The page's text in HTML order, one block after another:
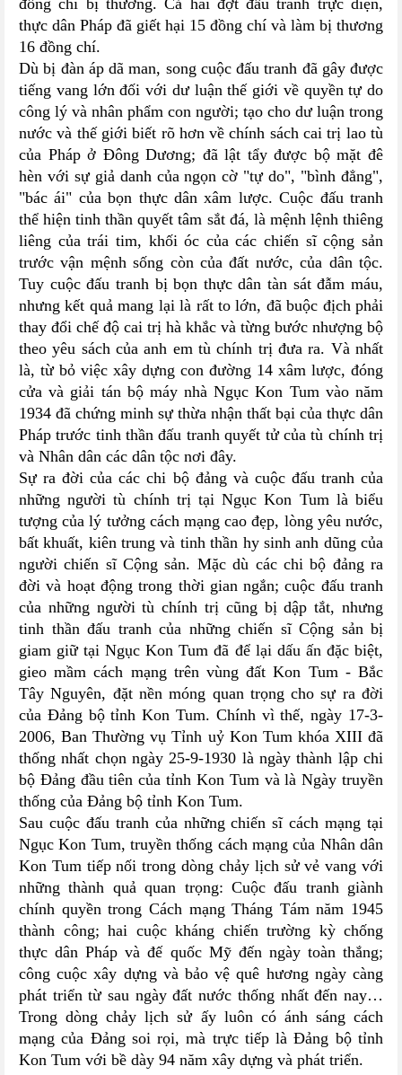
đồng chí bị thương. Cả hai đợt đấu tranh trực diện,
thực dân Pháp đã giết hại 15 đồng chí và làm bị thương
16 đồng chí.
Dù bị đàn áp dã man, song cuộc đấu tranh đã gây được
tiếng vang lớn đối với dư luận thế giới về quyền tự do
công lý và nhân phẩm con người; tạo cho dư luận trong
nước và thế giới biết rõ hơn về chính sách cai trị lao tù
của Pháp ở Đông Dương; đã lật tẩy được bộ mặt đê
hèn với sự giả danh của ngọn cờ "tự do", "bình đẳng",
"bác ái" của bọn thực dân xâm lược. Cuộc đấu tranh
thể hiện tinh thần quyết tâm sắt đá, là mệnh lệnh thiêng
liêng của trái tim, khối óc của các chiến sĩ cộng sản
trước vận mệnh sống còn của đất nước, của dân tộc.
Tuy cuộc đấu tranh bị bọn thực dân tàn sát đẫm máu,
nhưng kết quả mang lại là rất to lớn, đã buộc địch phải
thay đổi chế độ cai trị hà khắc và từng bước nhượng bộ
theo yêu sách của anh em tù chính trị đưa ra. Và nhất
là, từ bỏ việc xây dựng con đường 14 xâm lược, đóng
cửa và giải tán bộ máy nhà Ngục Kon Tum vào năm
1934 đã chứng minh sự thừa nhận thất bại của thực dân
Pháp trước tinh thần đấu tranh quyết tử của tù chính trị
và Nhân dân các dân tộc nơi đây.
Sự ra đời của các chi bộ đảng và cuộc đấu tranh của
những người tù chính trị tại Ngục Kon Tum là biểu
tượng của lý tưởng cách mạng cao đẹp, lòng yêu nước,
bất khuất, kiên trung và tinh thần hy sinh anh dũng của
người chiến sĩ Cộng sản. Mặc dù các chi bộ đảng ra
đời và hoạt động trong thời gian ngắn; cuộc đấu tranh
của những người tù chính trị cũng bị dập tắt, nhưng
tinh thần đấu tranh của những chiến sĩ Cộng sản bị
giam giữ tại Ngục Kon Tum đã để lại dấu ấn đặc biệt,
gieo mầm cách mạng trên vùng đất Kon Tum - Bắc
Tây Nguyên, đặt nền móng quan trọng cho sự ra đời
của Đảng bộ tỉnh Kon Tum. Chính vì thế, ngày 17-3-
2006, Ban Thường vụ Tỉnh uỷ Kon Tum khóa XIII đã
thống nhất chọn ngày 25-9-1930 là ngày thành lập chi
bộ Đảng đầu tiên của tỉnh Kon Tum và là Ngày truyền
thống của Đảng bộ tỉnh Kon Tum.
Sau cuộc đấu tranh của những chiến sĩ cách mạng tại
Ngục Kon Tum, truyền thống cách mạng của Nhân dân
Kon Tum tiếp nối trong dòng chảy lịch sử vẻ vang với
những thành quả quan trọng: Cuộc đấu tranh giành
chính quyền trong Cách mạng Tháng Tám năm 1945
thành công; hai cuộc kháng chiến trường kỳ chống
thực dân Pháp và đế quốc Mỹ đến ngày toàn thắng;
công cuộc xây dựng và bảo vệ quê hương ngày càng
phát triển từ sau ngày đất nước thống nhất đến nay…
Trong dòng chảy lịch sử ấy luôn có ánh sáng cách
mạng của Đảng soi rọi, mà trực tiếp là Đảng bộ tỉnh
Kon Tum với bề dày 94 năm xây dựng và phát triển.